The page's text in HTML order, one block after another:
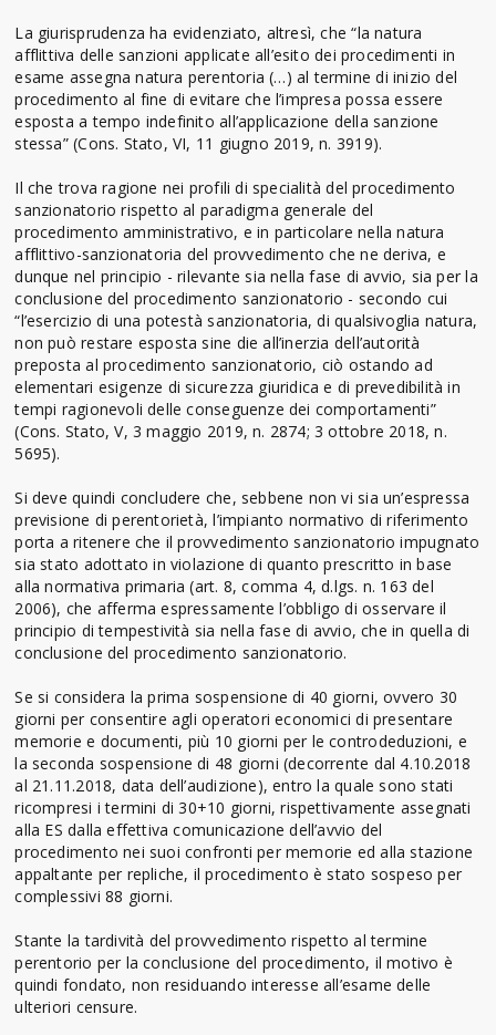
La giurisprudenza ha evidenziato, altresì, che “la natura
afflittiva delle sanzioni applicate all’esito dei procedimenti in
esame assegna natura perentoria (…) al termine di inizio del
procedimento al fine di evitare che l’impresa possa essere
esposta a tempo indefinito all’applicazione della sanzione
stessa” (Cons. Stato, VI, 11 giugno 2019, n. 3919).
Il che trova ragione nei profili di specialità del procedimento
sanzionatorio rispetto al paradigma generale del
procedimento amministrativo, e in particolare nella natura
afflittivo-sanzionatoria del provvedimento che ne deriva, e
dunque nel principio - rilevante sia nella fase di avvio, sia per la
conclusione del procedimento sanzionatorio - secondo cui
“l’esercizio di una potestà sanzionatoria, di qualsivoglia natura,
non può restare esposta sine die all’inerzia dell’autorità
preposta al procedimento sanzionatorio, ciò ostando ad
elementari esigenze di sicurezza giuridica e di prevedibilità in
tempi ragionevoli delle conseguenze dei comportamenti”
(Cons. Stato, V, 3 maggio 2019, n. 2874; 3 ottobre 2018, n.
5695).
Si deve quindi concludere che, sebbene non vi sia un’espressa
previsione di perentorietà, l’impianto normativo di riferimento
porta a ritenere che il provvedimento sanzionatorio impugnato
sia stato adottato in violazione di quanto prescritto in base
alla normativa primaria (art. 8, comma 4, d.lgs. n. 163 del
2006), che afferma espressamente l’obbligo di osservare il
principio di tempestività sia nella fase di avvio, che in quella di
conclusione del procedimento sanzionatorio.
Se si considera la prima sospensione di 40 giorni, ovvero 30
giorni per consentire agli operatori economici di presentare
memorie e documenti, più 10 giorni per le controdeduzioni, e
la seconda sospensione di 48 giorni (decorrente dal 4.10.2018
al 21.11.2018, data dell’audizione), entro la quale sono stati
ricompresi i termini di 30+10 giorni, rispettivamente assegnati
alla ES dalla effettiva comunicazione dell’avvio del
procedimento nei suoi confronti per memorie ed alla stazione
appaltante per repliche, il procedimento è stato sospeso per
complessivi 88 giorni.
Stante la tardività del provvedimento rispetto al termine
perentorio per la conclusione del procedimento, il motivo è
quindi fondato, non residuando interesse all’esame delle
ulteriori censure.